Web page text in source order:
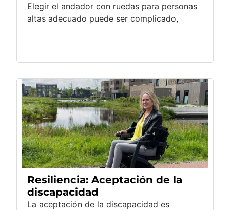
Elegir el andador con ruedas para personas
altas adecuado puede ser complicado,
Resiliencia: Aceptación de la
discapacidad
La aceptación de la discapacidad es